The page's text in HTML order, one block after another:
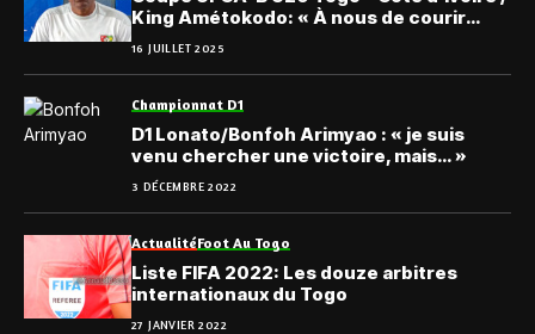
King Amétokodo: « À nous de courir
derrière la qualification… »
16 JUILLET 2025
Championnat D1
D1 Lonato/Bonfoh Arimyao : « je suis
venu chercher une victoire, mais… »
3 DÉCEMBRE 2022
ActualitéFoot Au Togo
Liste FIFA 2022: Les douze arbitres
internationaux du Togo
27 JANVIER 2022